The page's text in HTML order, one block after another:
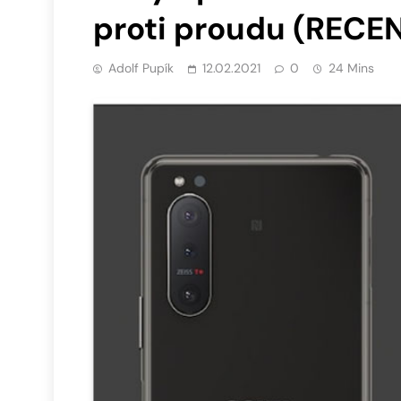
proti proudu
Adolf Pupík 12.02.2021 0 24 Mins